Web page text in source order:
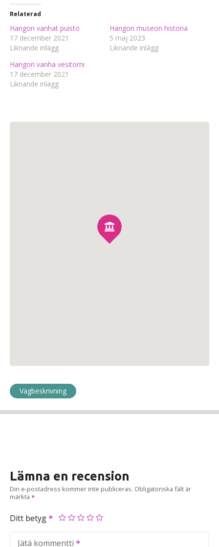
Relaterad
Hangon vanhat puisto
17 december 2021
Liknande inlägg
Hangon museon historia
5 maj 2023
Liknande inlägg
Hangon vanha vesitorni
17 december 2021
Liknande inlägg
Vägbeskrivning
Lämna en recension
Din e-postadress kommer inte publiceras. Obligatoriska fält är
märkta
Ditt betyg
Jätä kommentti